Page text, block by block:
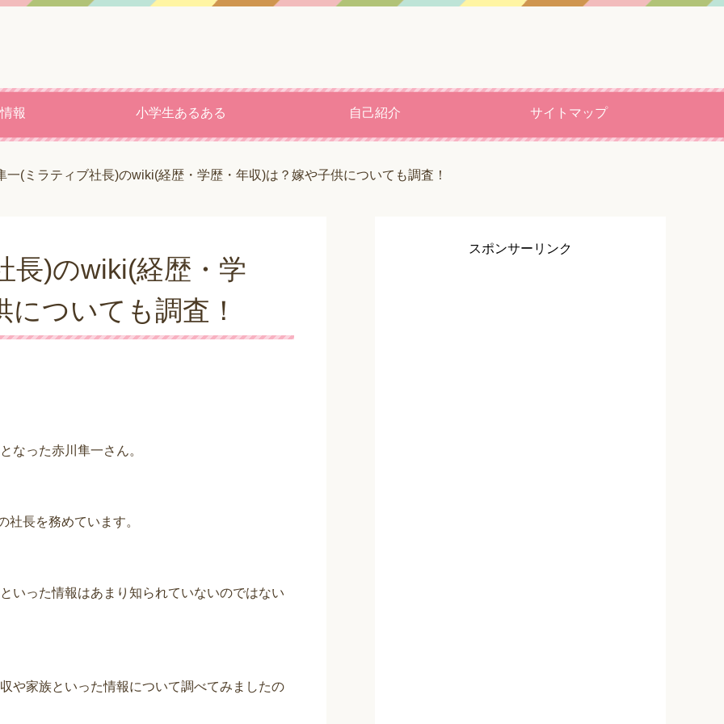
報 小学生あるある 自己紹介 サイトマップ
一(ミラティブ社長)のwiki(経歴・学歴・年収)は？嫁や子供についても調査！
長)のwiki(経歴・学
ついても調査！
なった赤川隼一さん。
長を務めています。
いった情報はあまり知られていないのではない
や家族といった情報について調べてみましたの
スポンサーリンク